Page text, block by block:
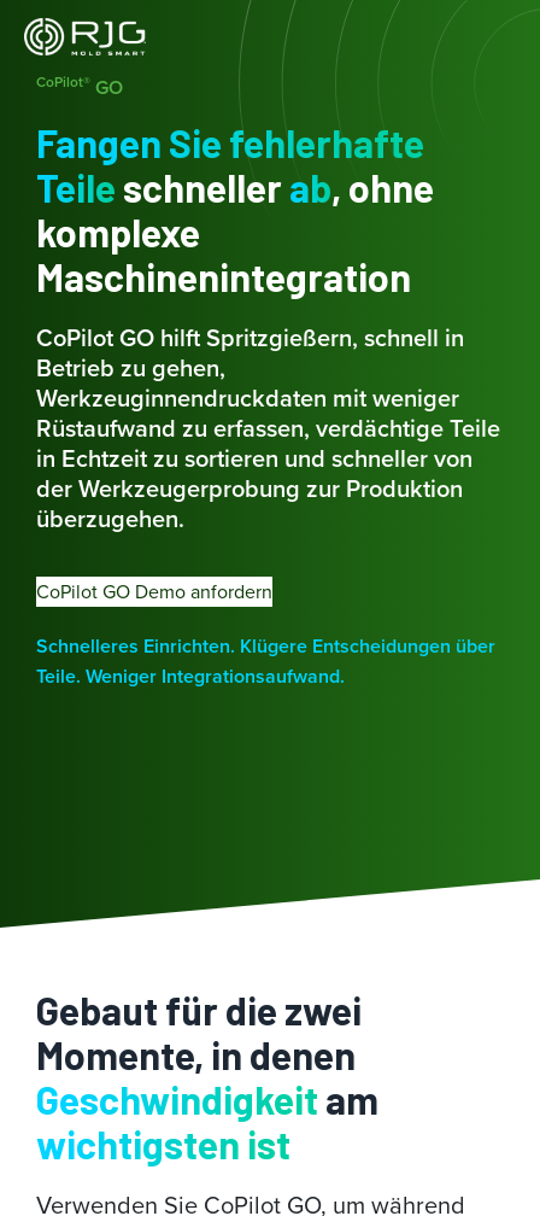
Zum
Inhalt
springen
CoPilot® GO
Fangen Sie fehlerhafte
Teile schnellerab, ohne
komplexe
Maschinenintegration
CoPilot GO hilft Spritzgießern, schnell in
Betrieb zu gehen,
Werkzeuginnendruckdaten mit weniger
Rüstaufwand zu erfassen, verdächtige Teile
in Echtzeit zu sortieren und schneller von
der Werkzeugerprobung zur Produktion
überzugehen.
CoPilot GO Demo anfordern
Schnelleres Einrichten. Klügere Entscheidungen über
Teile. Weniger Integrationsaufwand.
Gebaut für die zwei
Momente, in denen
Geschwindigkeit am
wichtigsten ist
Verwenden Sie CoPilot GO, um während